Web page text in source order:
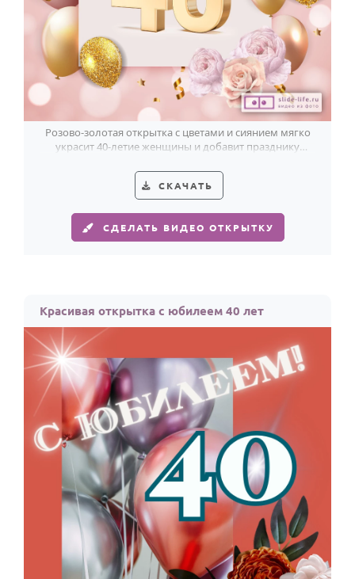
Розово-золотая открытка с цветами и сиянием мягко
украсит 40-летие женщины и добавит празднику
СКАЧАТЬ
СДЕЛАТЬ ВИДЕО ОТКРЫТКУ
Красивая открытка с юбилеем 40 лет